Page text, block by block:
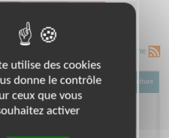
& PAUVRETÉ
Flux RSS de cette recherche
Culture
utilise des cookies
donne le contrôle
ceux que vous
activer